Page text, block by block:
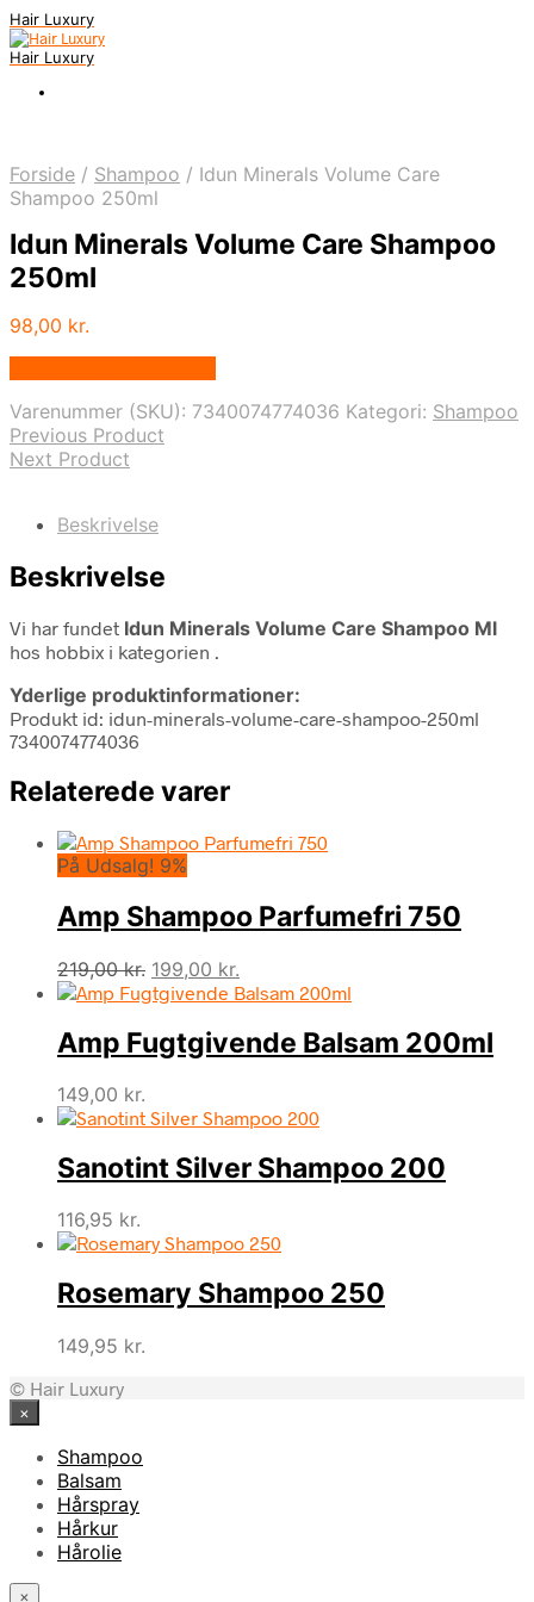
Hair Luxury
Hair Luxury
Forside / Shampoo / Idun Minerals Volume Care
Shampoo 250ml
Idun Minerals Volume Care Shampoo
250ml
98,00 kr.
Varenummer (SKU): 7340074774036 Kategori: Shampoo
Previous Product
Next Product
Beskrivelse
Beskrivelse
Vi har fundet Idun Minerals Volume Care Shampoo Ml
hos hobbix i kategorien .
Yderlige produktinformationer:
Produkt id: idun-minerals-volume-care-shampoo-250ml
7340074774036
Relaterede varer
På Udsalg! 9%
Amp Shampoo Parfumefri 750
219,00kr. Den
oprindelige
var:
219,00 kr..
199,00 kr.
aktuelle
er:
199,00 kr..
Amp Fugtgivende Balsam 200ml
149,00 kr.
Sanotint Silver Shampoo 200
116,95 kr.
Rosemary Shampoo 250
149,95 kr.
© Hair Luxury
×
Shampoo
Balsam
Hårspray
Hårkur
Hårolie
×